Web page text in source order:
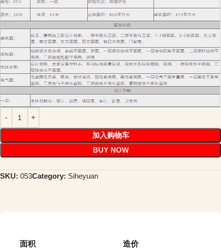
加入购物车
BUY NOW
SKU: 053Category: Siheyuan
面积 造价